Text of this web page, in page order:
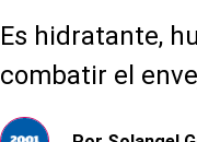
Es hidratante,
combatir el